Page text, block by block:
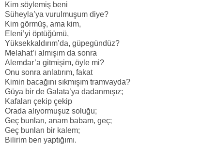
Kim söylemiş beni
Süheyla’ya vurulmuşum diye?
Kim görmüş, ama kim,
Eleni’yi öptüğümü,
Yüksekkaldırım’da, güpegündüz?
Melahat’i almışım da sonra
Alemdar’a gitmişim, öyle mi?
Onu sonra anlatırım, fakat
Kimin bacağını sıkmışım tramvayda?
Güya bir de Galata’ya dadanmışız;
Kafaları çekip çekip
Orada alıyormuşuz soluğu;
Geç bunları, anam babam, geç;
Geç bunları bir kalem;
Bilirim ben yaptığımı.